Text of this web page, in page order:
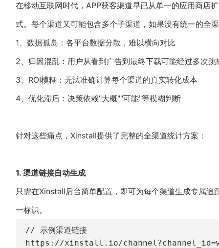
在移动互联网时代，APP获客渠道早已从单一的应用商店
式。每个渠道又可能包含多个子渠道，如果没有统一的全
1、数据孤岛：各平台数据分散，难以横向对比
2、归因混乱：用户从看到广告到最终下载可能经过多次跳
3、ROI模糊：无法准确计算每个渠道的真实转化成本
4、优化滞后：决策依赖"大概""可能"等模糊判断
针对这些痛点，Xinstall提供了完整的全渠道统计方案：
1. 渠道链接自动生成
只需在Xinstall后台简单配置，即可为每个渠道生成专属
一标识。
// 示例渠道链接
https://xinstall.io/